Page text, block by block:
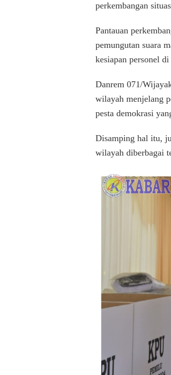
perkembangan
Pantauan
pemungutan suara
kesiapan personel
Danrem 071/
wilayah menjelang
pesta demokrasi
Disamping hal itu,
wilayah diberbagai